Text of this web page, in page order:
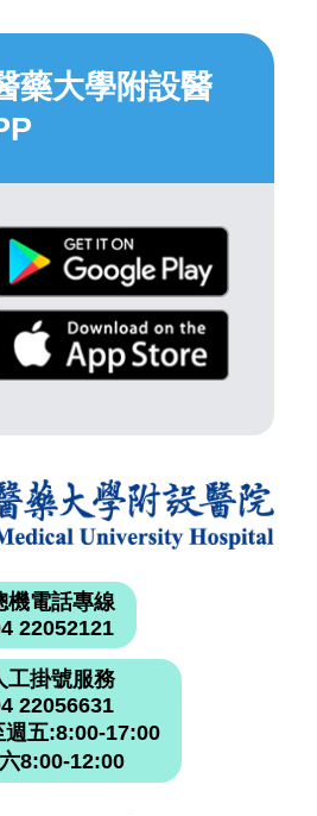
藥大學附設醫
機電話專線
22052121
工掛號服務
22056631
週五:8:00-17:00
8:00-12:00